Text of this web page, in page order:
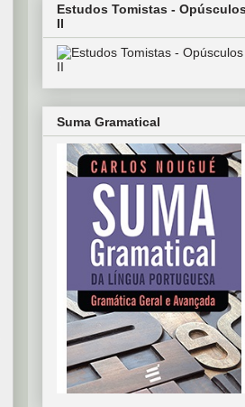
Estudos Tomistas - Opúsculos
II
Suma Gramatical